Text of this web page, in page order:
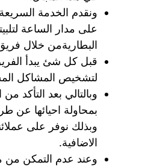
ونقدم الخدمة
على مدار الساعة
البطاريةمن خلال
قبل كل شئ يبدأ
لتشخيص المشاكل
وبالتالي بعد التأكد
بمحاولة احيائها عن
وبذلك نوفر على
الاضافية.
وعند عدم التمكن من